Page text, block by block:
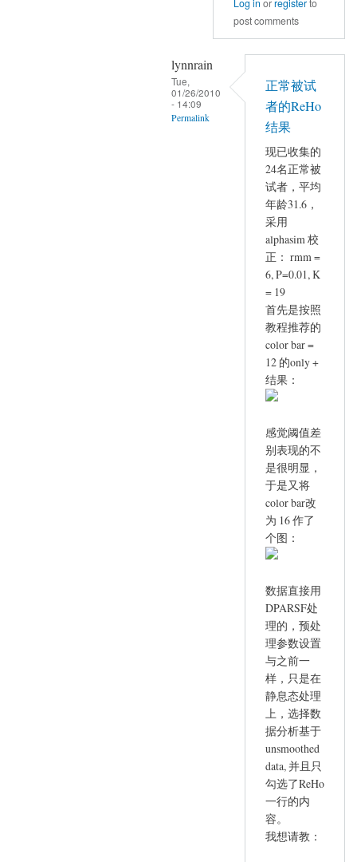
Log in orregisterto
post comments
lynnrain
Tue,
01/26/2010
- 14:09
Permalink
正常被试
者的ReHo
结果
现已收集的
24名正常被
试者，平均
年龄31.6，
采用
alphasim 校
正： rmm =
6, P=0.01, K
= 19
首先是按照
教程推荐的
color bar =
12 的only +
结果：
感觉阈值差
别表现的不
是很明显，
于是又将
color bar改
为 16 作了
个图：
数据直接用
DPARSF处
理的，预处
理参数设置
与之前一
样，只是在
静息态处理
上，选择数
据分析基于
unsmoothed
data, 并且只
勾选了ReHo
一行的内
容。
我想请教：